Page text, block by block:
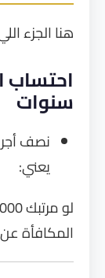
هنا الجزء
سنوات
نصف
يعني:
لو مرتبك 6,000 ريال
المكافأة عن سنة